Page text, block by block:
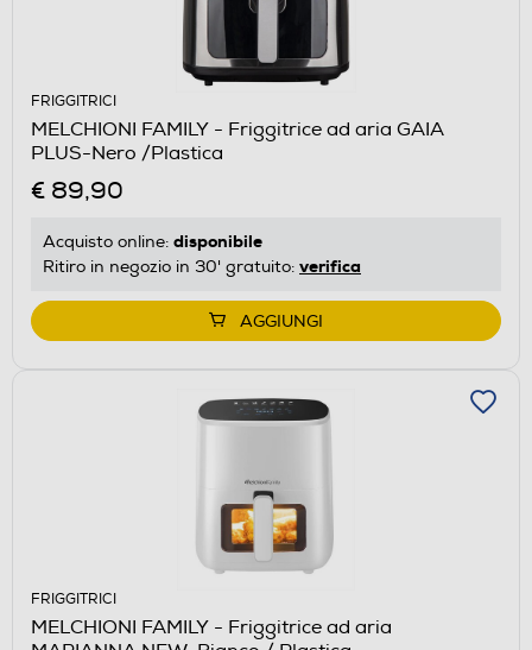
FRIGGITRICI
MELCHIONI FAMILY - Friggitrice ad aria GAIA
PLUS-Nero /Plastica
€ 89,90
Acquisto online: disponibile
Ritiro in negozio in 30' gratuito: verifica
AGGIUNGI
FRIGGITRICI
MELCHIONI FAMILY - Friggitrice ad aria